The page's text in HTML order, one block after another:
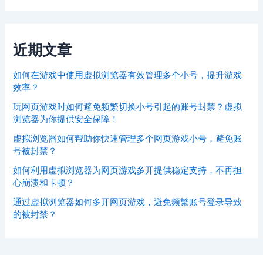
近期文章
如何在游戏中使用虚拟浏览器有效管理多个小号，提升游戏
效率？
玩网页游戏时如何避免频繁切换小号引起的账号封禁？虚拟
浏览器为你提供安全保障！
虚拟浏览器如何帮助你快速管理多个网页游戏小号，避免账
号被封禁？
如何利用虚拟浏览器为网页游戏多开提供稳定支持，不再担
心崩溃和卡顿？
通过虚拟浏览器如何多开网页游戏，避免频繁账号登录导致
的被封禁？